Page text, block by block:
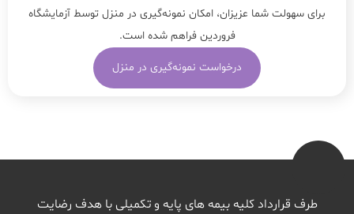
برای سهولت شما عزیزان، امکان نمونه‌گیری در منزل توسط آزمایشگاه
فروردین فراهم شده است.
درخواست نمونه‌گیری در منزل
طرف قرارداد کلیه بیمه های پایه و تکمیلی با هدف رضایت